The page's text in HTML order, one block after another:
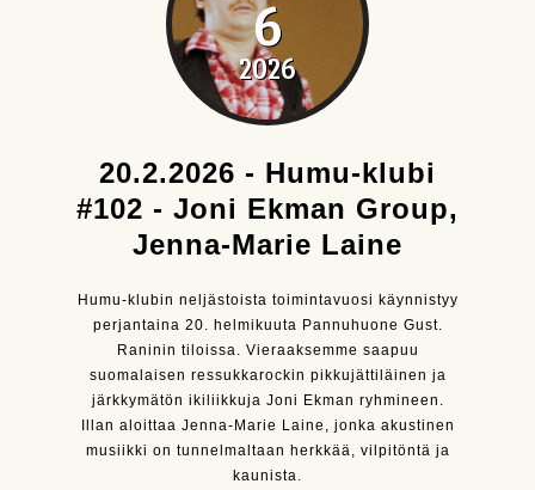
6
2026
20.2.2026 - Humu-klubi
#102 - Joni Ekman Group,
Jenna-Marie Laine
Humu-klubin neljästoista toimintavuosi käynnistyy
perjantaina 20. helmikuuta Pannuhuone Gust.
Raninin tiloissa. Vieraaksemme saapuu
suomalaisen ressukkarockin pikkujättiläinen ja
järkkymätön ikiliikkuja Joni Ekman ryhmineen.
Illan aloittaa Jenna-Marie Laine, jonka akustinen
musiikki on tunnelmaltaan herkkää, vilpitöntä ja
kaunista.